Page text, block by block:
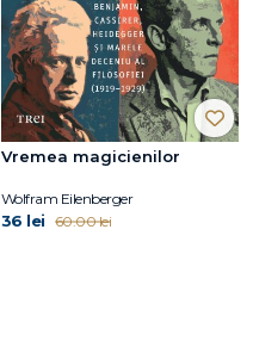
Vremea magicienilor
Wolfram Eilenberger
36 lei 60.00 lei